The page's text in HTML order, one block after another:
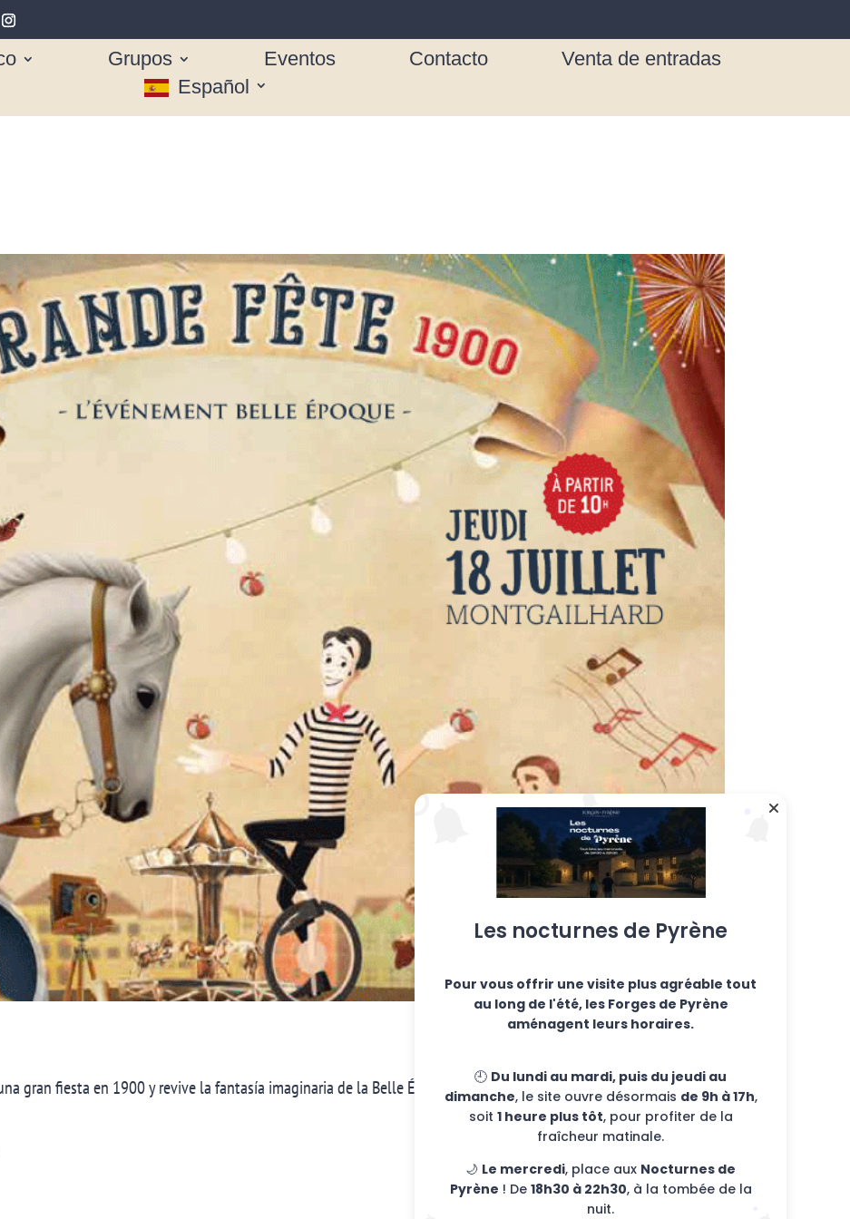
Grupos Eventos Contacto
Venta de entradas
Español
gran fiesta en 1900 y revive la fantasía imaginaria de la Belle Époque. ¡Sorpresas y buen humor se unen para un
Les nocturnes de Pyrène
Pour vous offrir une visite plus agréable tout
au long de l'été, les Forges de Pyrène
aménagent leurs horaires.
🕘 Du lundi au mardi, puis du jeudi au
dimanche, le site ouvre désormais de 9h à 17h,
soit 1 heure plus tôt, pour profiter de la
fraîcheur matinale.
🌙 Le mercredi, place aux Nocturnes de
Pyrène ! De 18h30 à 22h30, à la tombée de la
nuit.